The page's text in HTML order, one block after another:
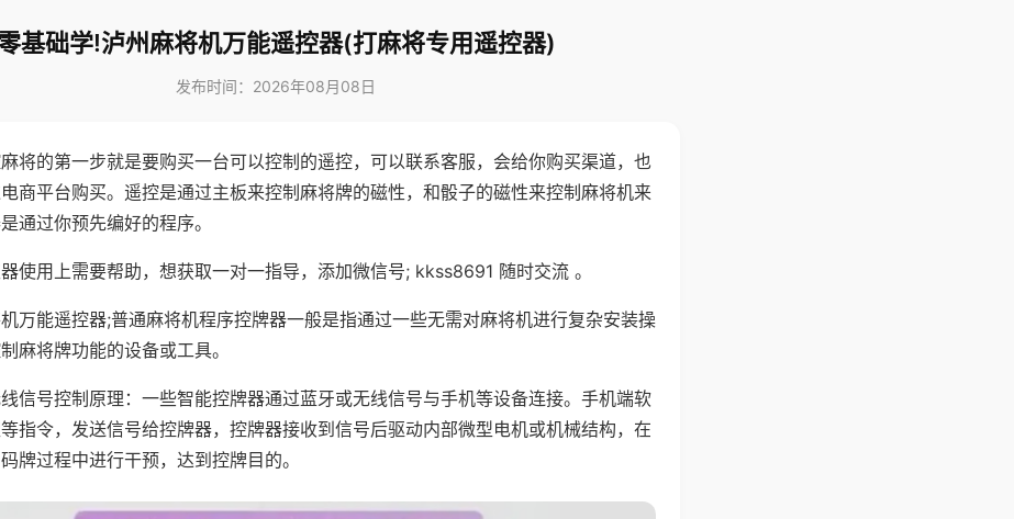
基础学!泸州麻将机万能遥控器(打麻将专用遥控器)
发布时间：2026年08月08日
将的第一步就是要购买一台可以控制的遥控，可以联系客服，会给你购买渠道，也
商平台购买。遥控是通过主板来控制麻将牌的磁性，和骰子的磁性来控制麻将机来
通过你预先编好的程序。
使用上需要帮助，想获取一对一指导，添加微信号; kkss8691 随时交流 。
万能遥控器;普通麻将机程序控牌器一般是指通过一些无需对麻将机进行复杂安装操
麻将牌功能的设备或工具。
信号控制原理：一些智能控牌器通过蓝牙或无线信号与手机等设备连接。手机端软
指令，发送信号给控牌器，控牌器接收到信号后驱动内部微型电机或机械结构，在
牌过程中进行干预，达到控牌目的。